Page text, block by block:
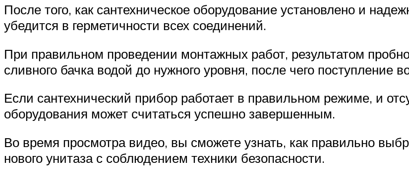
После того, как сантехническое оборудование установлено и
убедится в герметичности всех соединений.
При правильном проведении монтажных работ, результатом
сливного бачка водой до нужного уровня, после чего поступление
Если сантехнический прибор работает в правильном режиме, и
оборудования может считаться успешно завершенным.
Во время просмотра видео, вы сможете узнать, как правильно
нового унитаза с соблюдением техники безопасности.